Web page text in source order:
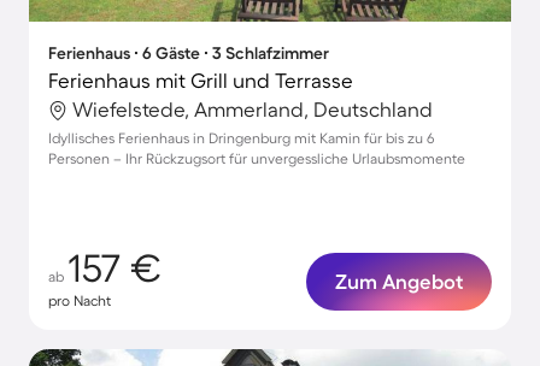
Ferienhaus ∙ 6 Gäste ∙ 3 Schlafzimmer
Ferienhaus mit Grill und Terrasse
Wiefelstede, Ammerland, Deutschland
Idyllisches Ferienhaus in Dringenburg mit Kamin für bis zu 6
Personen – Ihr Rückzugsort für unvergessliche Urlaubsmomente
ab 157 €
pro Nacht
Zum Angebot